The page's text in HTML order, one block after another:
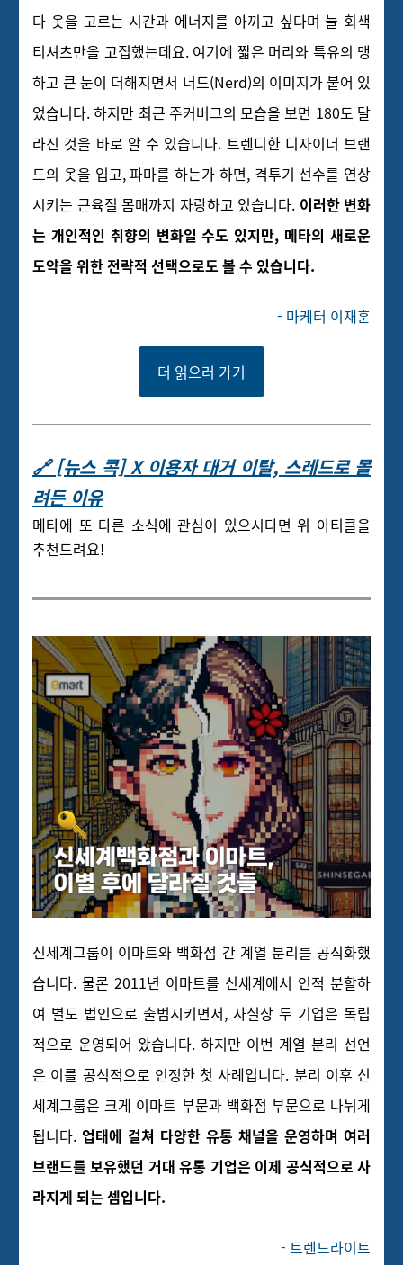
다 옷을 고르는 시간과 에너지를 아끼고 싶다며 늘 회색
티셔츠만을 고집했는데요. 여기에 짧은 머리와 특유의 맹
하고 큰 눈이 더해지면서 너드(Nerd)의 이미지가 붙어 있
었습니다. 하지만 최근 주커버그의 모습을 보면 180도 달
라진 것을 바로 알 수 있습니다. 트렌디한 디자이너 브랜
드의 옷을 입고, 파마를 하는가 하면, 격투기 선수를 연상
시키는 근육질 몸매까지 자랑하고 있습니다. 이러한 변화
는 개인적인 취향의 변화일 수도 있지만, 메타의 새로운
도약을 위한 전략적 선택으로도 볼 수 있습니다.
- 마케터 이재훈
더 읽으러 가기
🔗 [뉴스 콕] X 이용자 대거 이탈, 스레드로 몰
려든 이유
메타에 또 다른 소식에 관심이 있으시다면 위 아티클을
추천드려요!
신세계그룹이 이마트와 백화점 간 계열 분리를 공식화했
습니다. 물론 2011년 이마트를 신세계에서 인적 분할하
여 별도 법인으로 출범시키면서, 사실상 두 기업은 독립
적으로 운영되어 왔습니다. 하지만 이번 계열 분리 선언
은 이를 공식적으로 인정한 첫 사례입니다. 분리 이후 신
세계그룹은 크게 이마트 부문과 백화점 부문으로 나뉘게
됩니다. 업태에 걸쳐 다양한 유통 채널을 운영하며 여러
브랜드를 보유했던 거대 유통 기업은 이제 공식적으로 사
라지게 되는 셈입니다.
- 트렌드라이트